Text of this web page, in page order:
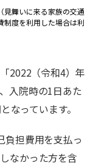
見舞いに来る家族の交通
制度を利用した場合は利
2022（令和4）年
入院時の1日あた
なっています。
負担費用を支払っ
なかった方を含